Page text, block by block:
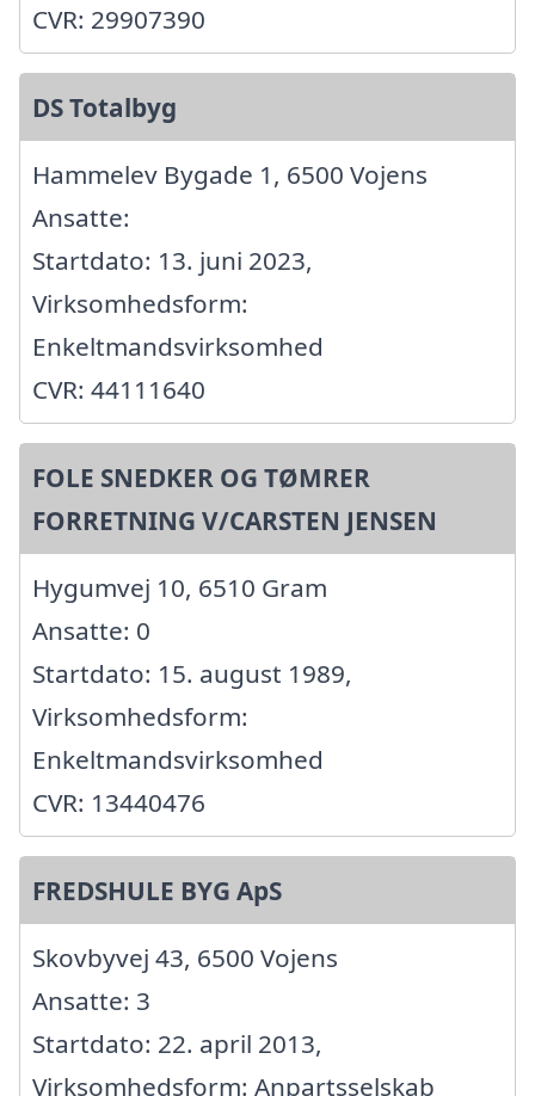
CVR: 29907390
DS Totalbyg
Hammelev Bygade 1, 6500 Vojens
Ansatte:
Startdato: 13. juni 2023,
Virksomhedsform:
Enkeltmandsvirksomhed
CVR: 44111640
FOLE SNEDKER OG TØMRER
FORRETNING V/CARSTEN JENSEN
Hygumvej 10, 6510 Gram
Ansatte: 0
Startdato: 15. august 1989,
Virksomhedsform:
Enkeltmandsvirksomhed
CVR: 13440476
FREDSHULE BYG ApS
Skovbyvej 43, 6500 Vojens
Ansatte: 3
Startdato: 22. april 2013,
Virksomhedsform: Anpartsselskab